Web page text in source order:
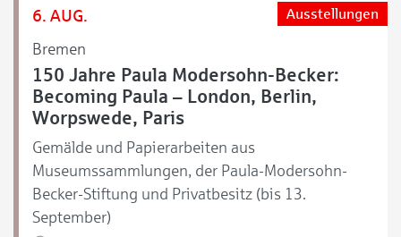
6. AUG.
Bremen
Ausstellungen
150 Jahre Paula Modersohn-Becker:
Becoming Paula – London, Berlin,
Worpswede, Paris
Gemälde und Papierarbeiten aus
Museumssammlungen, der Paula-Modersohn-
Becker-Stiftung und Privatbesitz (bis 13.
September)